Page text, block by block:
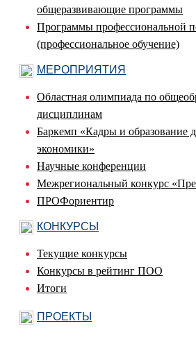
общеразвивающие программы
Программы профессиональной
(профессиональное обучение)
МЕРОПРИЯТИЯ
Областная олимпиада по
дисциплинам
Баркемп «Кадры и образование
экономики»
Научные конференции
Межрегиональный конкурс
ПРОФориентир
КОНКУРСЫ
Текущие конкурсы
Конкурсы в рейтинг ПОО
Итоги
ПРОЕКТЫ